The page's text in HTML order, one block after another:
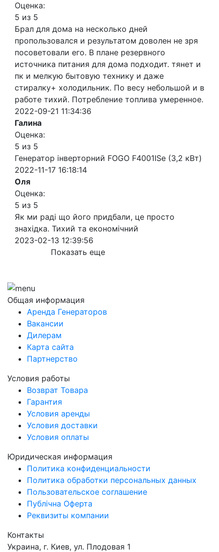
Оценка:
5 из 5
Брал для дома на несколько дней
пропользовался и результатом доволен не зря
посоветовали его. В плане резервного
источника питания для дома подходит. тянет и
пк и мелкую бытовую технику и даже
стиралку+ холодильник. По весу небольшой и в
работе тихий. Потребление топлива умеренное.
2022-09-21 11:34:36
Галина
Оценка:
5 из 5
Генератор інверторний FOGO F4001ISe (3,2 кВт)
2022-11-17 16:18:14
Оля
Оценка:
5 из 5
Як ми раді що його придбали, це просто
знахідка. Тихий та економічний
2023-02-13 12:39:56
Показать еще
Общая информация
Аренда Генераторов
Вакансии
Дилерам
Карта сайта
Партнерство
Условия работы
Возврат Товара
Гарантия
Условия аренды
Условия доставки
Условия оплаты
Юридическая информация
Политика конфиденциальности
Политика обработки персональных данных
Пользовательское соглашение
Публічна Оферта
Реквизиты компании
Контакты
Украина, г. Киев, ул. Плодовая 1